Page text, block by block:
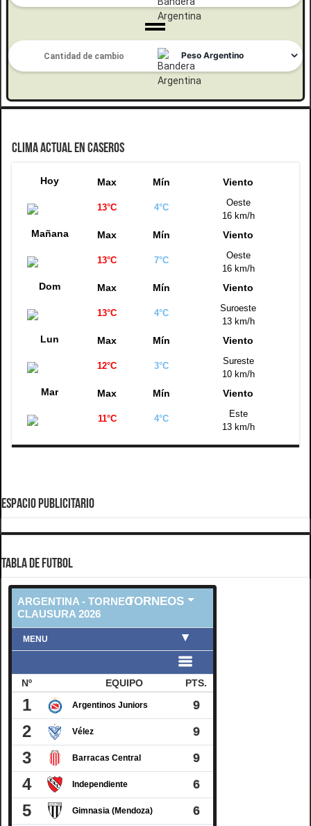
CLIMA ACTUAL EN CASEROS
Hoy Max Mín Viento
13°C 4°C
Oeste
16 km/h
Mañana Max Mín Viento
13°C 7°C
Oeste
16 km/h
Dom Max Mín Viento
13°C 4°C
Suroeste
13 km/h
Lun Max Mín Viento
12°C 3°C
Sureste
10 km/h
Mar Max Mín Viento
11°C 4°C
Este
13 km/h
ESPACIO PUBLICITARIO
TABLA DE FUTBOL